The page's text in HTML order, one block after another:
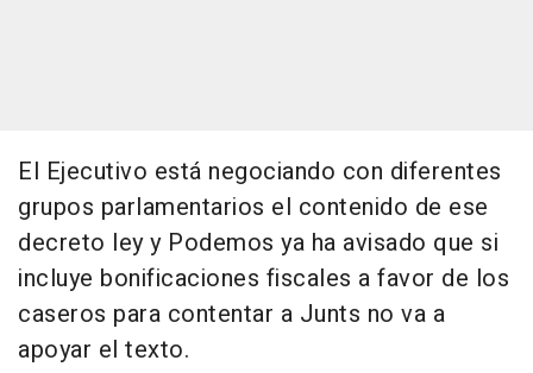
El Ejecutivo está negociando con diferentes
grupos parlamentarios el contenido de ese
decreto ley y Podemos ya ha avisado que si
incluye bonificaciones fiscales a favor de los
caseros para contentar a Junts no va a
apoyar el texto.